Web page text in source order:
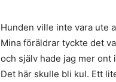
Hunden ville inte vara ute
Mina föräldrar tyckte det
och själv hade jag mer ont
Det här skulle bli kul. Ett